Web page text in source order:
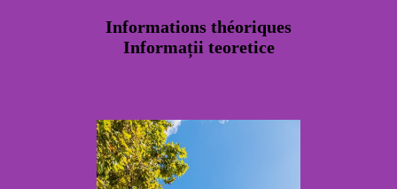
Informations théoriques
Informații teoretice